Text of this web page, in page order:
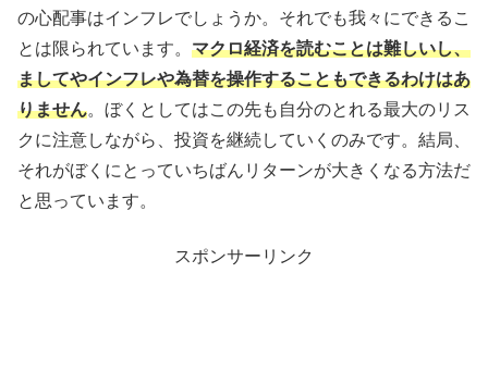
の心配事はインフレでしょうか。それでも我々にできるこ
とは限られています。 マクロ経済を読むことは難しいし、
ましてやインフレや為替を操作することもできるわけはあ
りません。ぼくとしてはこの先も自分のとれる最大のリス
クに注意しながら、投資を継続していくのみです。結局、
それがぼくにとっていちばんリターンが大きくなる方法だ
と思っています。
スポンサーリンク